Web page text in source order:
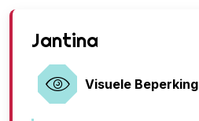
G
e
Jantina
Visuele Beperking